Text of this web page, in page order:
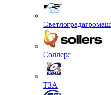
Светлоградагромаш
Соллерс
ТЗА